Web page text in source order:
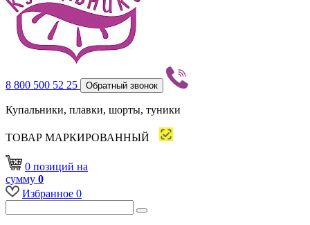
8 800 500 52 25 Обратный звонок
Купальники, плавки, шорты, туники
ТОВАР МАРКИРОВАННЫЙ
0 позиций на
сумму 0
Избранное 0